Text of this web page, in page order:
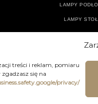
treści i reklam, pomiaru
się na
privacy/
LAMPY
LAMPY